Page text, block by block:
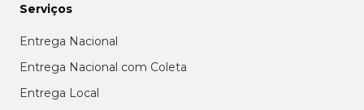
Serviços
Entrega Nacional
Entrega Nacional com Coleta
Entrega Local